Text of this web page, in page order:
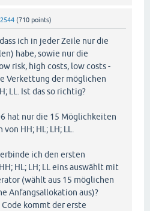
(710 points)
ich in jeder Zeile nur die
habe, sowie nur die
risk, high costs, low costs -
Verkettung der möglichen
LL. Ist das so richtig?
hat nur die 15 Möglichkeiten
HH; HL; LH; LL.
ich den ersten
HL; LH; LL eins auswählt mit
(wählt aus 15 möglichen
Anfangsallokation aus)?
kommt der erste